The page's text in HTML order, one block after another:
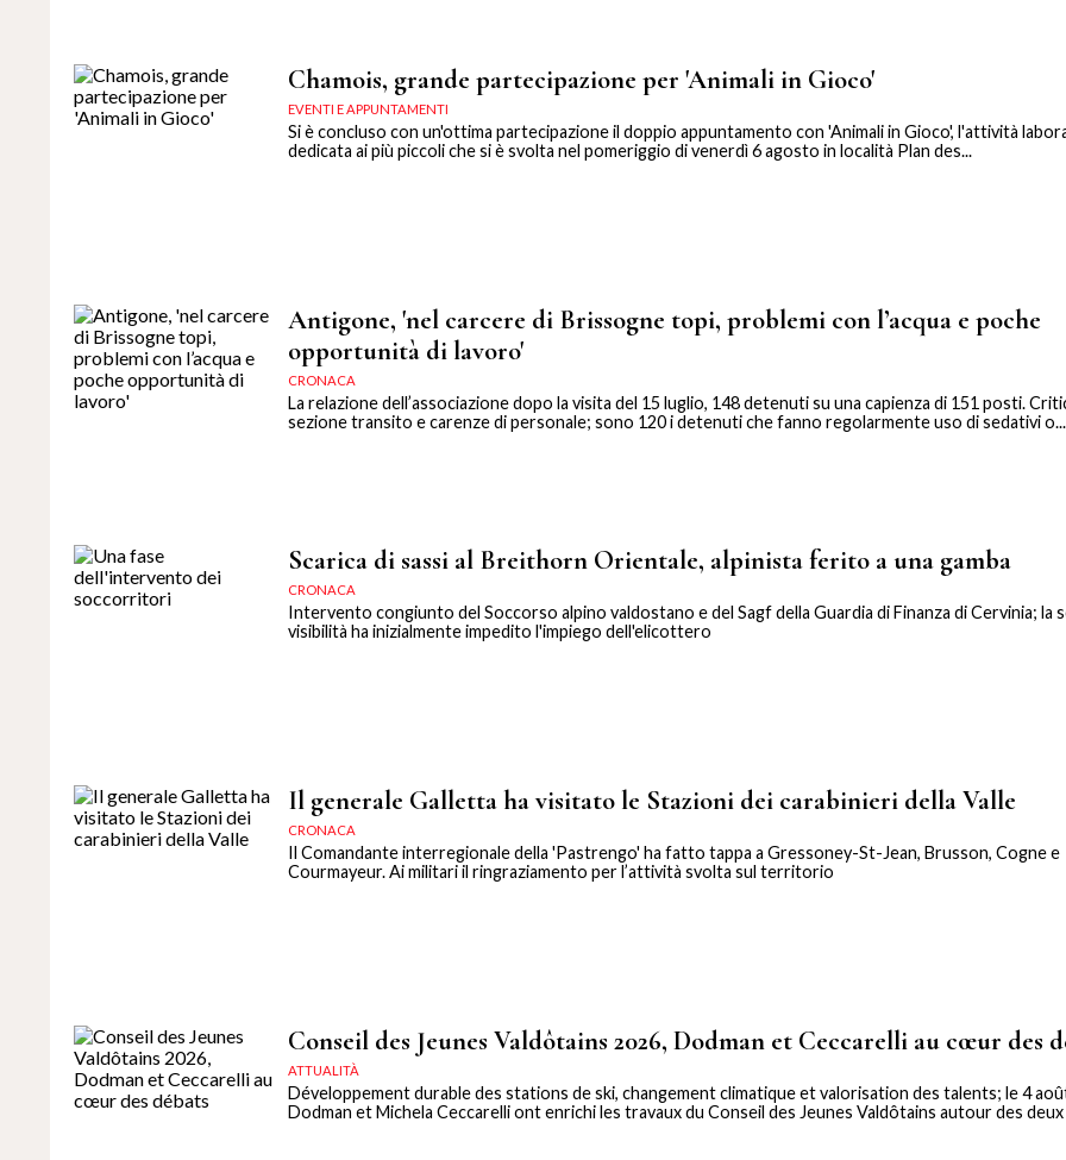
Chamois, grande partecipazione per 'Animali in Gioco'
EVENTI E APPUNTAMENTI
Si è concluso con un'ottima partecipazione il doppio appuntamento con 'Animali in Gioco', l'attività
dedicata ai più piccoli che si è svolta nel pomeriggio di venerdì 6 agosto in località Plan des...
Antigone, 'nel carcere di Brissogne topi, problemi con l’acqua e poche
opportunità di lavoro'
CRONACA
La relazione dell’associazione dopo la visita del 15 luglio, 148 detenuti su una capienza di 151 posti.
sezione transito e carenze di personale; sono 120 i detenuti che fanno regolarmente uso di sedativi o...
Scarica di sassi al Breithorn Orientale, alpinista ferito a una gamba
CRONACA
Intervento congiunto del Soccorso alpino valdostano e del Sagf della Guardia di Finanza di Cervinia; la
visibilità ha inizialmente impedito l'impiego dell'elicottero
Il generale Galletta ha visitato le Stazioni dei carabinieri della Valle
CRONACA
Il Comandante interregionale della 'Pastrengo' ha fatto tappa a Gressoney-St-Jean, Brusson, Cogne e
Courmayeur. Ai militari il ringraziamento per l’attività svolta sul territorio
Conseil des Jeunes Valdôtains 2026, Dodman et Ceccarelli au cœur des
ATTUALITÀ
Développement durable des stations de ski, changement climatique et valorisation des talents; le 4
Dodman et Michela Ceccarelli ont enrichi les travaux du Conseil des Jeunes Valdôtains autour des